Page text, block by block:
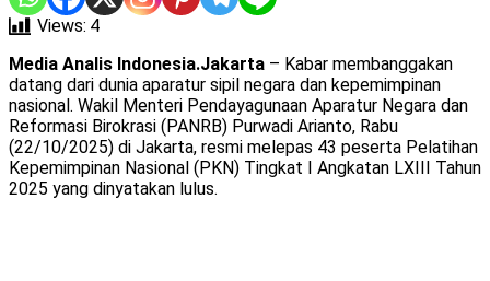
Views: 4
Media Analis Indonesia.Jakarta – Kabar membanggakan
datang dari dunia aparatur sipil negara dan kepemimpinan
nasional. Wakil Menteri Pendayagunaan Aparatur Negara dan
Reformasi Birokrasi (PANRB) Purwadi Arianto, Rabu
(22/10/2025) di Jakarta, resmi melepas 43 peserta Pelatihan
Kepemimpinan Nasional (PKN) Tingkat I Angkatan LXIII Tahun
2025 yang dinyatakan lulus.